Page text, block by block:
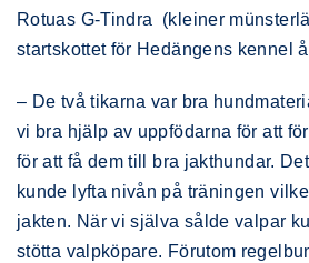
Rotuas G-Tindra (kleiner
startskottet för Hedängens kennel
– De två tikarna var bra
vi bra hjälp av uppfödarna för att
för att få dem till bra jakthundar.
kunde lyfta nivån på träningen
jakten. När vi själva sålde valpar
stötta valpköpare. Förutom